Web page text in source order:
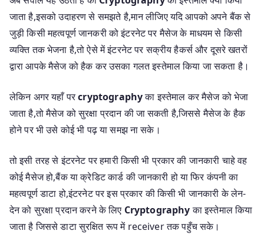
जाता है,इसको उदाहरण से समझते है,मान लीजिए यदि आपको अपने बैंक से
जुड़ी किसी महत्वपूर्ण जानकरी को इंटरनेट पर मैसेज के माधयम से किसी
व्यक्ति तक भेजना है,तो ऐसे में इंटरनेट पर सक्रीय हैकर्स और दूसरे खतरों
द्वारा आपके मैसेज को हैक कर उसका गलत इस्तेमाल किया जा सकता है।
लेकिन अगर यहाँ परcryptographyका इस्तेमाल कर मैसेज को भेजा
जाता है,तो मैसेज को सुरक्षा प्रदान की जा सकती है,जिससे मैसेज के हैक
होने पर भी उसे कोई भी पढ़ या समझ ना सके।
तो इसी तरह से इंटरनेट पर हमारी किसी भी प्रकार की जानकारी चाहे वह
कोई मैसेज हो,बैंक या क्रेडिट कार्ड की जानकारी हो या फिर कंपनी का
महत्वपूर्ण डाटा हो,इंटरनेट पर इस प्रकार की किसी भी जानकारी के लेन-
देन को सुरक्षा प्रदान करने के लिए Cryptographyका इस्तेमाल किया
जाता है जिससे डाटा सुरक्षित रूप में receiver तक पहुँच सके।